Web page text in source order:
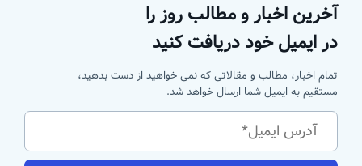
آخرین اخبار و مطالب روز را
در ایمیل خود دریافت کنید
تمام اخبار، مطالب و مقالاتی که نمی خواهید از دست بدهید،
مستقیم به ایمیل شما ارسال خواهد شد.